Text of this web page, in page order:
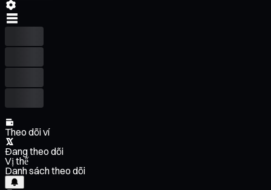
Theo dõi ví
Đang theo dõi
Vị thế
Danh sách theo dõi